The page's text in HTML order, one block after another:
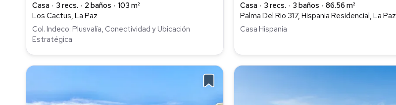
Casa
3 recs. 2 baños
103 m²
Los Cactus, La Paz
Col. Indeco: Plusvalía, Conectividad y Ubicación
Estratégica
Casa
3 recs. 3 baños
86.56 m²
Palma Del Rio 317, Hispania Residencial, La Paz
Casa Hispania